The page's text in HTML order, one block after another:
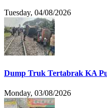
Tuesday, 04/08/2026
Dump Truk Tertabrak KA
Monday, 03/08/2026